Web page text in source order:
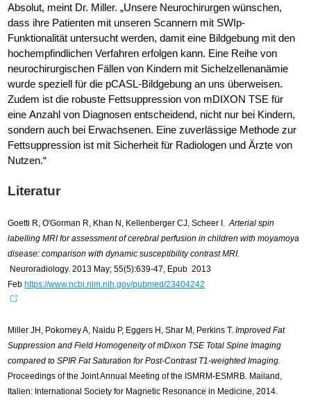
Absolut, meint Dr. Miller. „Unsere Neurochirurgen wünschen,
dass ihre Patienten mit unseren Scannern mit SWIp-
Funktionalität untersucht werden, damit eine Bildgebung mit den
hochempfindlichen Verfahren erfolgen kann. Eine Reihe von
neurochirurgischen Fällen von Kindern mit Sichelzellenanämie
wurde speziell für die pCASL-Bildgebung an uns überweisen.
Zudem ist die robuste Fettsuppression von mDIXON TSE für
eine Anzahl von Diagnosen entscheidend, nicht nur bei Kindern,
sondern auch bei Erwachsenen. Eine zuverlässige Methode zur
Fettsuppression ist mit Sicherheit für Radiologen und Ärzte von
Nutzen.“
Literatur
Goetti R, O'Gorman R, Khan N, Kellenberger CJ, Scheer I.Arterial spin
labelling MRI for assessment of cerebral perfusion in children with moyamoya
disease: comparison with dynamic susceptibility contrast MRI.
Neuroradiology. 2013 May; 55(5):639-47, Epub 2013
Feb https://www.ncbi.nlm.nih.gov/pubmed/23404242
Miller JH, Pokorney A, Naidu P, Eggers H, Shar M, Perkins T.Improved Fat
Suppression and Field Homogeneity of mDixon TSE Total Spine Imaging
compared to SPIR Fat Saturation for Post-Contrast T1-weighted Imaging.
Proceedings of the Joint Annual Meeting of the ISMRM-ESMRB. Mailand,
Italien: International Society for Magnetic Resonance in Medicine, 2014.